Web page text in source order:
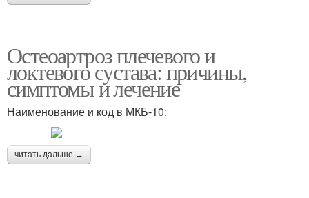
Остеоартроз плечевого и
локтевого сустава: причины,
симптомы и лечение
Наименование и код в МКБ-10:
читать дальше →